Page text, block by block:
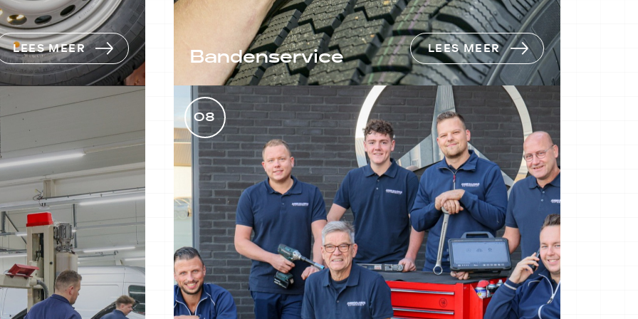
LEES MEER Bandenservice
Het is cruciaal om uw banden in
optimale conditie te houden,
omdat ze een grote rol spelen in
uw verkeersveiligheid.
LEES MEER
LEES MEER
08